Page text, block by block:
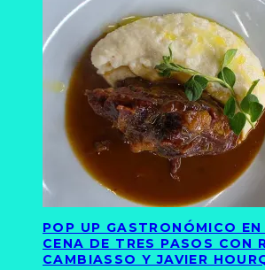
POP UP GASTRONÓMICO
CENA DE TRES PASOS CON
CAMBIASSO Y JAVIER